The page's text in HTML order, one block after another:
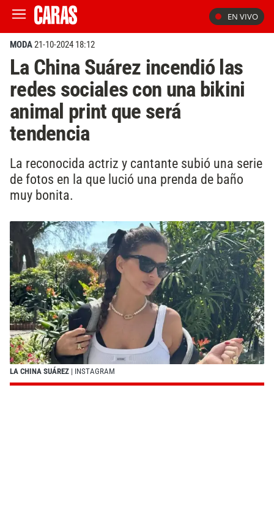
EN VIVO
MODA21-10-2024 18:12
La China Suárez incendió las
redes sociales con una bikini
animal print que será
tendencia
La reconocida actriz y cantante subió una serie
de fotos en la que lució una prenda de baño
muy bonita.
LA CHINA SUÁREZ | INSTAGRAM